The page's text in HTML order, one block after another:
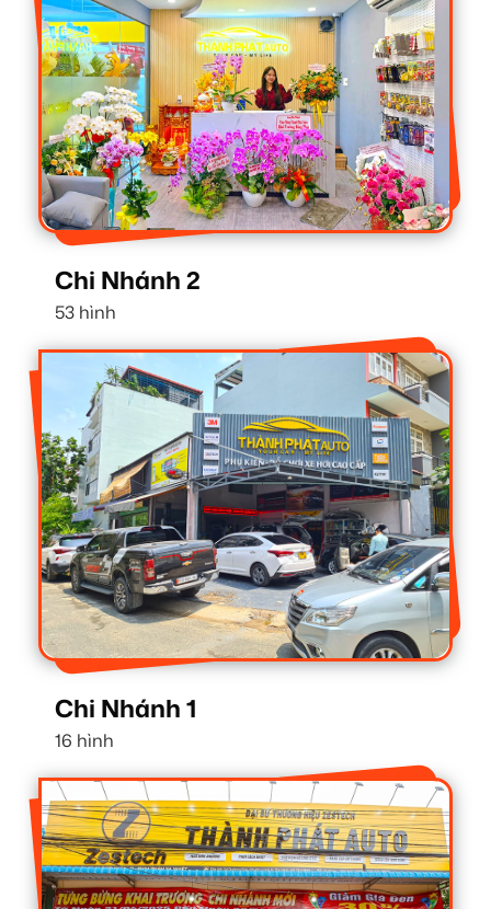
Chi Nhánh 2
53 hình
Chi Nhánh 1
16 hình